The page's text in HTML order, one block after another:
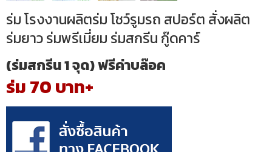
ร่ม โรงงานผลิตร่ม โชว์รูมรถ สปอร์ต สั่งผลิต
ร่มยาว ร่มพรีเมี่ยม ร่มสกรีน กู๊ดคาร์
(ร่มสกรีน 1 จุด) ฟรีค่าบล๊อค
ร่ม 70 บาท+